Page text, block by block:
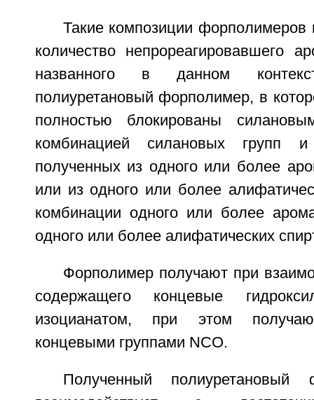
Такие композиции форполимеров
количество непрореагировавшего
названного в данном
полиуретановый форполимер, в
полностью блокированы
комбинацией силановых групп
полученных из одного или более
или из одного или более
комбинации одного или более
одного или более алифатических
Форполимер получают при
содержащего концевые
изоцианатом, при этом
концевыми группами NCO.
Полученный полиуретановый